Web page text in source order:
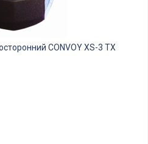
CONVOY XS-3 TX